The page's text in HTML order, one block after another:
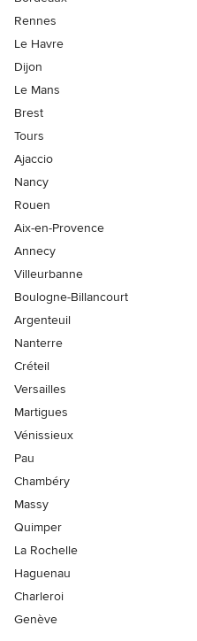
Rennes
Le Havre
Dijon
Le Mans
Brest
Tours
Ajaccio
Nancy
Rouen
Aix-en-Provence
Annecy
Villeurbanne
Boulogne-Billancourt
Argenteuil
Nanterre
Créteil
Versailles
Martigues
Vénissieux
Pau
Chambéry
Massy
Quimper
La Rochelle
Haguenau
Charleroi
Genève